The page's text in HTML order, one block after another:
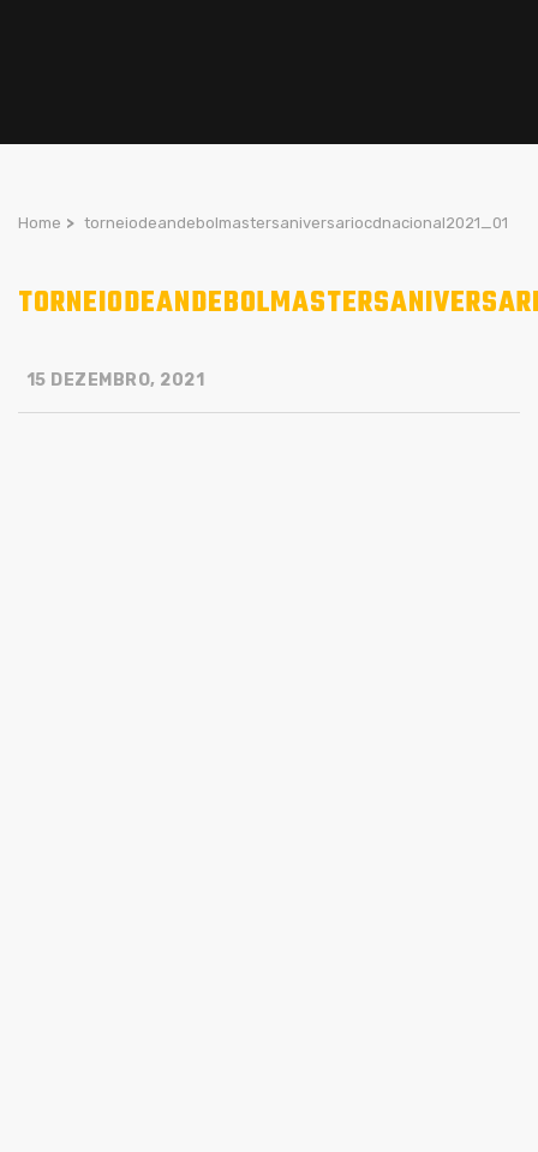
Home > torneiodeandebolmastersaniversariocdnacional2021_01
15 DEZEMBRO, 2021